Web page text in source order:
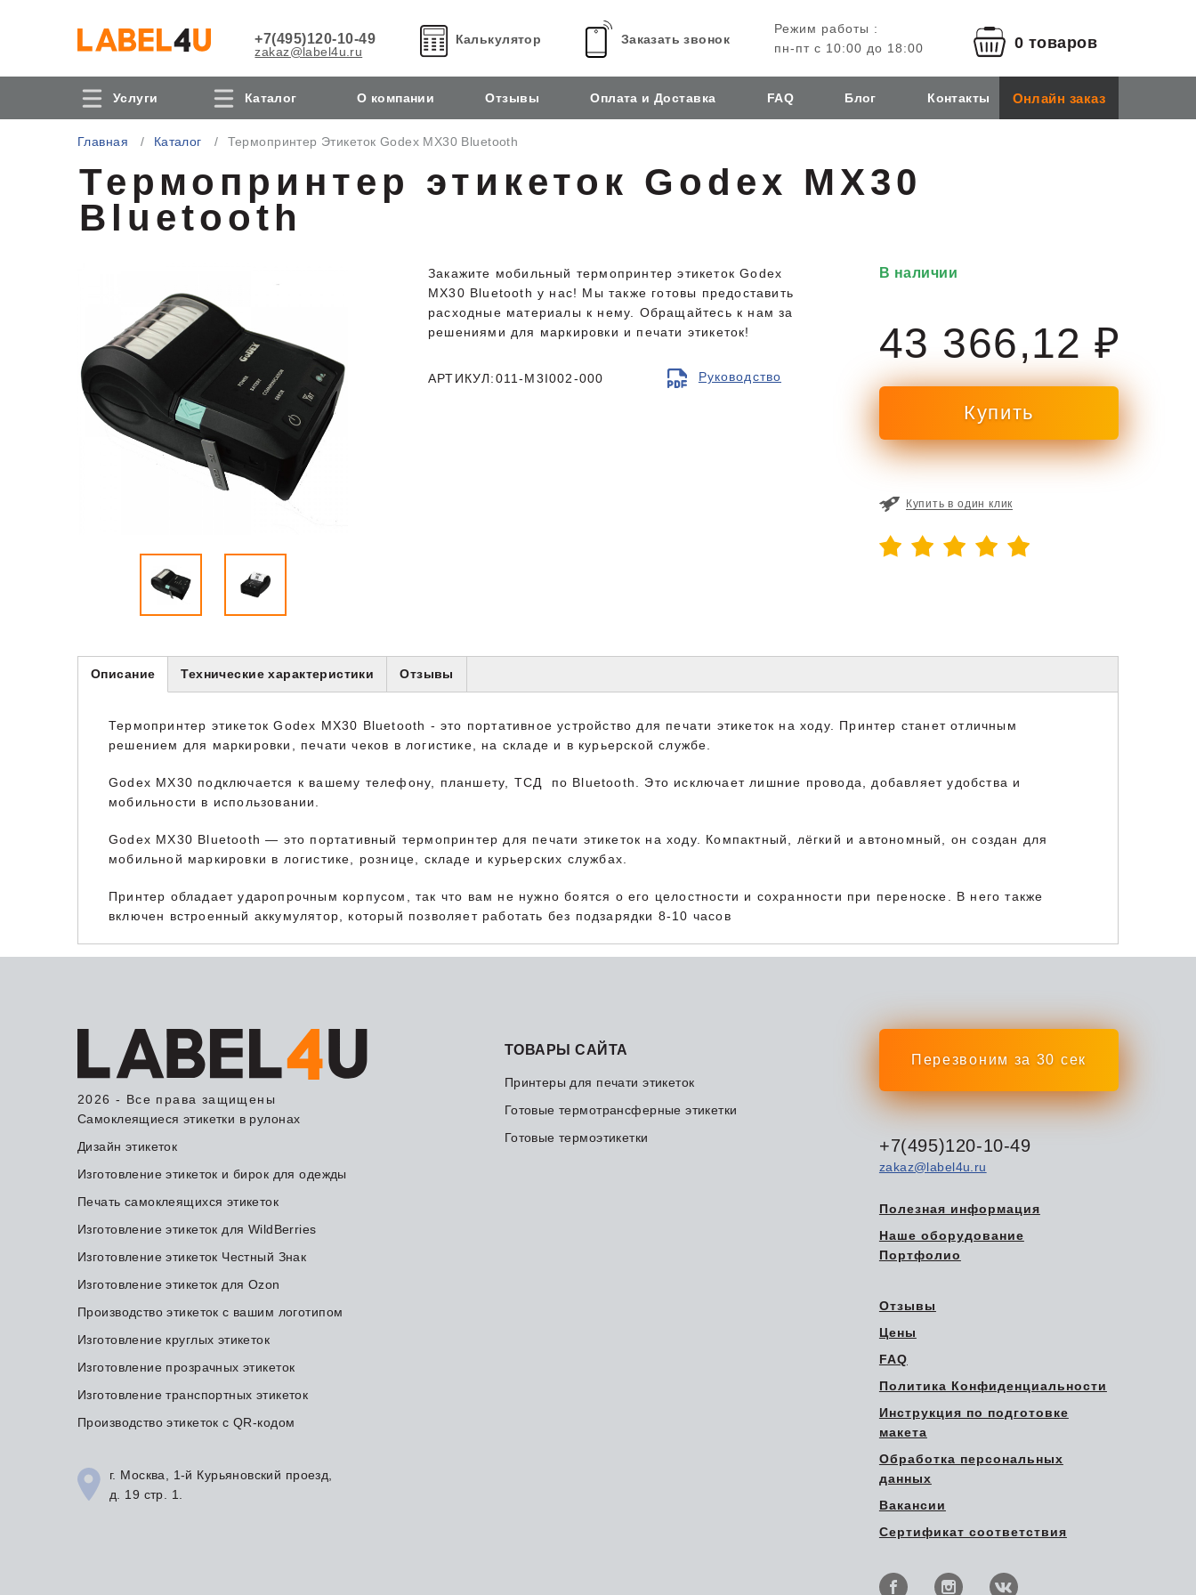
+7(495)120-10-49
zakaz@label4u.ru
Калькулятор Заказать звонок
Режим работы :
пн-пт с 10:00 до 18:00
0 товаров
Услуги Каталог О компании Отзывы Оплата и Доставка FAQ Блог Контакты Онлайн заказ
Главная Каталог Термопринтер Этикеток Godex MX30 Bluetooth
Термопринтер этикеток Godex MX30
Bluetooth
Закажите мобильный термопринтер этикеток Godex
MX30 Bluetooth у нас! Мы также готовы предоставить
расходные материалы к нему. Обращайтесь к нам за
решениями для маркировки и печати этикеток!
АРТИКУЛ:011-M3I002-000 Руководство
В наличии
43 366,12 ₽
Купить в один клик
Описание Технические характеристики Отзывы
Термопринтер этикеток Godex MX30 Bluetooth - это портативное устройство для печати этикеток на ходу. Принтер станет отличным
решением для маркировки, печати чеков в логистике, на складе и в курьерской службе.
Godex MX30 подключается к вашему телефону, планшету, ТСД по Bluetooth. Это исключает лишние провода, добавляет удобства и
мобильности в использовании.
Godex MX30 Bluetooth — это портативный термопринтер для печати этикеток на ходу. Компактный, лёгкий и автономный, он создан для
мобильной маркировки в логистике, рознице, складе и курьерских службах.
Принтер обладает ударопрочным корпусом, так что вам не нужно боятся о его целостности и сохранности при переноске. В него также
включен встроенный аккумулятор, который позволяет работать без подзарядки 8-10 часов
2026 - Все права защищены
Самоклеящиеся этикетки в рулонах
Дизайн этикеток
Изготовление этикеток и бирок для одежды
Печать самоклеящихся этикеток
Изготовление этикеток для WildBerries
Изготовление этикеток Честный Знак
Изготовление этикеток для Ozon
Производство этикеток с вашим логотипом
Изготовление круглых этикеток
Изготовление прозрачных этикеток
Изготовление транспортных этикеток
Производство этикеток с QR-кодом
г. Москва, 1-й Курьяновский проезд,
д. 19 стр. 1.
ТОВАРЫ САЙТА
Принтеры для печати этикеток
Готовые термотрансферные этикетки
Готовые термоэтикетки
Перезвоним за 30 сек
+7(495)120-10-49
zakaz@label4u.ru
Полезная информация
Наше оборудование
Портфолио
Отзывы
Цены
FAQ
Политика Конфиденциальности
Инструкция по подготовке
макета
Обработка персональных
данных
Вакансии
Сертификат соответствия